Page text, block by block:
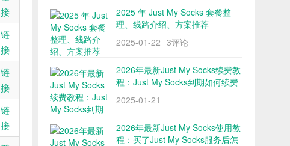
接
链
接
链
接
链
接
2025 年 Just My Socks 套餐整
理、线路介绍、方案推荐
2025-01-22 3评论
2026年最新Just My Socks续费教
程：Just My Socks到期如何续费
2025-01-21
2026年最新Just My Socks使用教
程：买了Just My Socks服务后怎